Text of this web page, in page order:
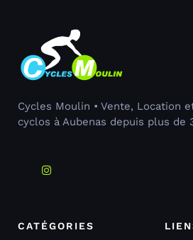
Cycles Moulin • Vente, Location
cyclos à Aubenas depuis plus de
CATÉGORIES